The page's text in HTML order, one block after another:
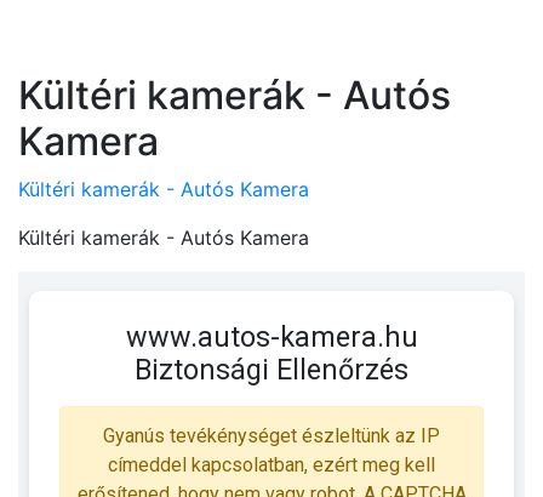
Kültéri kamerák - Autós
Kamera
Kültéri kamerák - Autós Kamera
Kültéri kamerák - Autós Kamera